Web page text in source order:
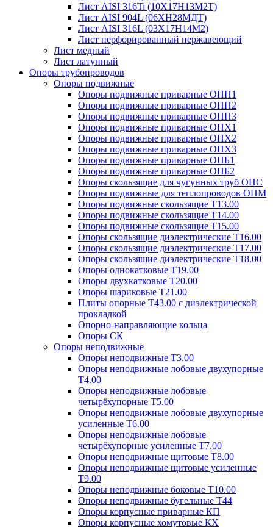
Лист AISI 316Ti (10Х17Н13М2Т)
Лист AISI 904L (06ХН28МДТ)
Лист AISI 316L (03Х17Н14М2)
Лист перфорированный нержавеющий
Лист медный
Лист латунный
Опоры трубопроводов
Опоры подвижные
Опоры подвижные приварные ОПП1
Опоры подвижные приварные ОПП2
Опоры подвижные приварные ОПП3
Опоры подвижные приварные ОПХ1
Опоры подвижные приварные ОПХ2
Опоры подвижные приварные ОПХ3
Опоры подвижные приварные ОПБ1
Опоры подвижные приварные ОПБ2
Опоры скользящие для чугунных труб ОПС
Опоры подвижные для теплопроводов ОПМ
Опоры подвижные скользящие Т13.00
Опоры подвижные скользящие Т14.00
Опоры подвижные скользящие Т15.00
Опоры скользящие диэлектрические Т16.00
Опоры скользящие диэлектрические Т17.00
Опоры скользящие диэлектрические Т18.00
Опоры однокатковые Т19.00
Опоры двухкатковые Т20.00
Опоры шариковые Т21.00
Плиты опорные Т43.00 с диэлектрической
прокладкой
Опорно-направляющие кольца
Опоры СК
Опоры неподвижные
Опоры неподвижные Т3.00
Опоры неподвижные лобовые двухупорные
Т4.00
Опоры неподвижные лобовые
четырёхупорные Т5.00
Опоры неподвижные лобовые двухупорные
усиленные Т6.00
Опоры неподвижные лобовые
четырёхупорные усиленные Т7.00
Опоры неподвижные щитовые Т8.00
Опоры неподвижные щитовые усиленные
Т9.00
Опоры неподвижные боковые Т10.00
Опоры неподвижные бугельные Т44
Опоры корпусные приварные КП
Опоры корпусные хомутовые КХ